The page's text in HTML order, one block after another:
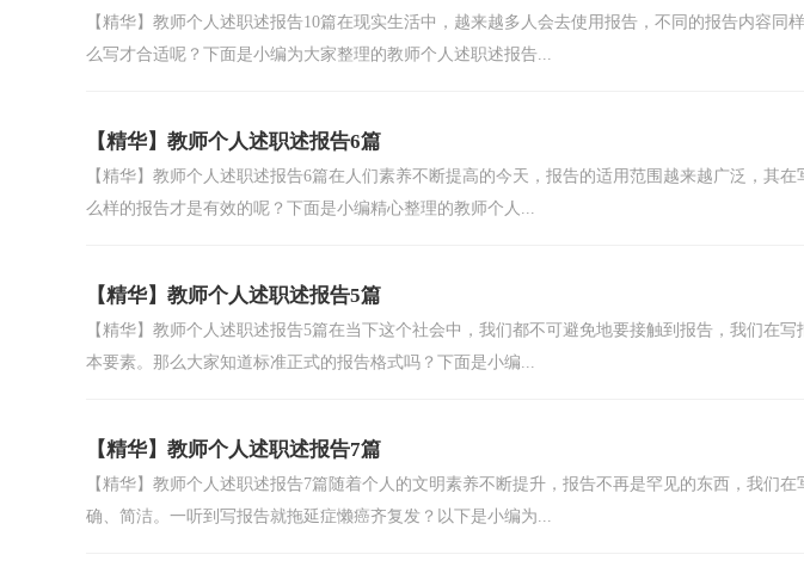
【精华】教师个人述职述报告10篇在现实生活中，越来越多人会去使用报告，不同的报告内容同
么写才合适呢？下面是小编为大家整理的教师个人述职述报告...
【精华】教师个人述职述报告6篇
【精华】教师个人述职述报告6篇在人们素养不断提高的今天，报告的适用范围越来越广泛，其
么样的报告才是有效的呢？下面是小编精心整理的教师个人...
【精华】教师个人述职述报告5篇
【精华】教师个人述职述报告5篇在当下这个社会中，我们都不可避免地要接触到报告，我们在
本要素。那么大家知道标准正式的报告格式吗？下面是小编...
【精华】教师个人述职述报告7篇
【精华】教师个人述职述报告7篇随着个人的文明素养不断提升，报告不再是罕见的东西，我们
确、简洁。一听到写报告就拖延症懒癌齐复发？以下是小编为...